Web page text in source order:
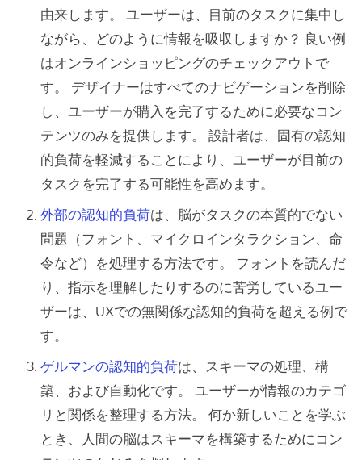
由来します。 ユーザーは、目前のタスクに集中し
ながら、どのように情報を吸収しますか？ 良い例
はオンラインショッピングのチェックアウトで
す。 デザイナーはすべてのナビゲーションを削除
し、ユーザーが購入を完了するために必要なコン
テンツのみを提供します。 設計者は、固有の認知
的負荷を軽減することにより、ユーザーが目前の
タスクを完了する可能性を高めます。
外部の認知的負荷は、脳がタスクの本質的でない
問題（フォント、マイクロインタラクション、命
令など）を処理する方法です。 フォントを読んだ
り、指示を理解したりするのに苦労しているユー
ザーは、UXでの無関係な認知的負荷を超える例で
す。
ゲルマンの認知的負荷は、スキーマの処理、構
築、および自動化です。 ユーザーが情報のカテゴ
リと関係を整理する方法。 何か新しいことを学ぶ
とき、人間の脳はスキーマを構築するためにコン